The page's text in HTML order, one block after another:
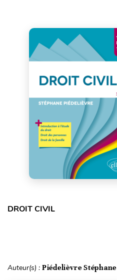
DROIT CIVIL
Auteur(s) : Piédelièvre Stéphane